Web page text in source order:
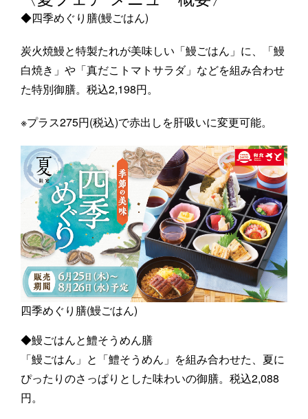
◆四季めぐり膳(鰻ごはん)
炭火焼鰻と特製たれが美味しい「鰻ごはん」に、「鰻
白焼き」や「真だこトマトサラダ」などを組み合わせ
た特別御膳。税込2,198円。
※プラス275円(税込)で赤出しを肝吸いに変更可能。
四季めぐり膳(鰻ごはん)
◆鰻ごはんと鱧そうめん膳
「鰻ごはん」と「鱧そうめん」を組み合わせた、夏に
ぴったりのさっぱりとした味わいの御膳。税込2,088
円。